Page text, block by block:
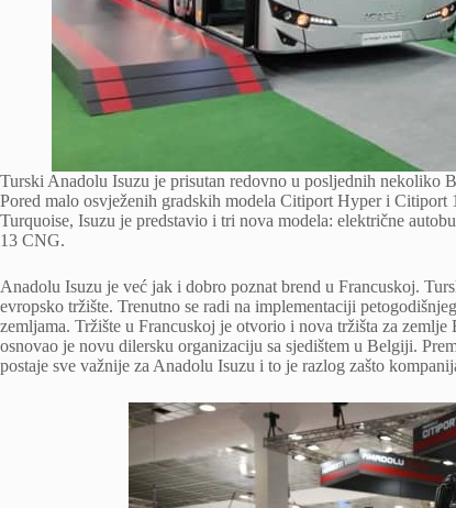
Turski Anadolu Isuzu je prisutan redovno u posljednih nekoliko
Pored malo osvježenih gradskih modela Citiport Hyper i
Turquoise, Isuzu je predstavio i tri nova modela: električne
13 CNG.
Anadolu Isuzu je već jak i dobro poznat brend u Francuskoj.
evropsko tržište. Trenutno se radi na implementaciji
zemljama. Tržište u Francuskoj je otvorio i nova tržišta za
osnovao je novu dilersku organizaciju sa sjedištem u Belgiji.
postaje sve važnije za Anadolu Isuzu i to je razlog zašto